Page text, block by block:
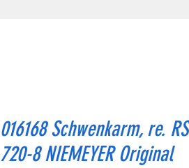
016168 Schwenkarm, re. RS
720-8 NIEMEYER Original